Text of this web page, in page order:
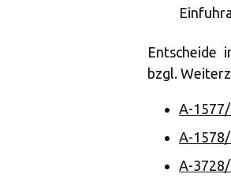
Entscheide
bzgl.
A-
A-
A-